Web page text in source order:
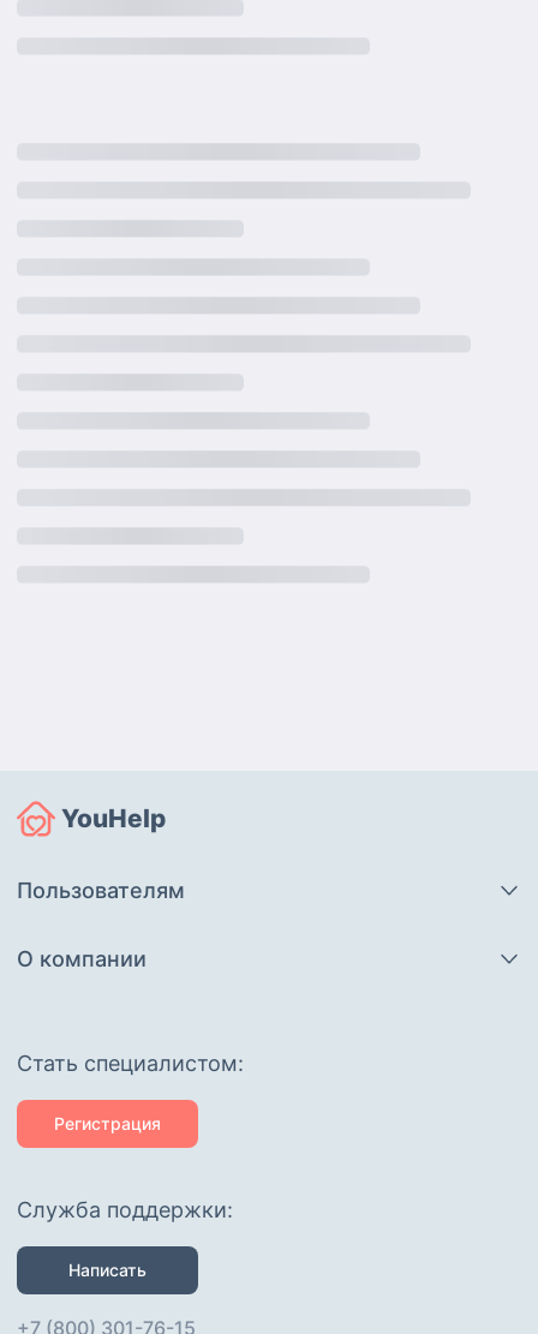
YouHelp
Пользователям
О компании
Cтать специалистом:
Регистрация
Служба поддержки:
Написать
+7 (800) 301-76-15